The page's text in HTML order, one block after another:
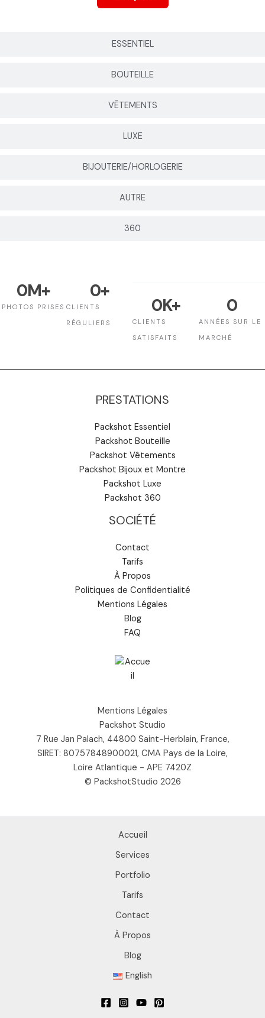
ESSENTIEL
BOUTEILLE
VÊTEMENTS
LUXE
BIJOUTERIE/HORLOGERIE
AUTRE
360
PHOTOS PRISES
0M+
CLIENTS
RÉGULIERS
0+
CLIENTS
SATISFAITS
0K+
ANNÉES SUR LE
MARCHÉ
0
PRESTATIONS
Packshot Essentiel
Packshot Bouteille
Packshot Vêtements
Packshot Bijoux et Montre
Packshot Luxe
Packshot 360
SOCIÉTÉ
Contact
Tarifs
À Propos
Politiques de Confidentialité
Mentions Légales
Blog
FAQ
Mentions Légales
Packshot Studio
7 Rue Jan Palach, 44800 Saint-Herblain, France,
SIRET: 80757848900021, CMA Pays de la Loire,
Loire Atlantique - APE 7420Z
© PackshotStudio 2026
Accueil
Services
Portfolio
Tarifs
Contact
À Propos
Blog
English